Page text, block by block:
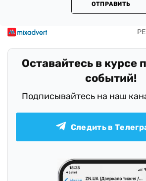
ОТПРАВИТЬ
Оставайтесь в курсе
событий!
Подписывайтесь на наш
Следить в